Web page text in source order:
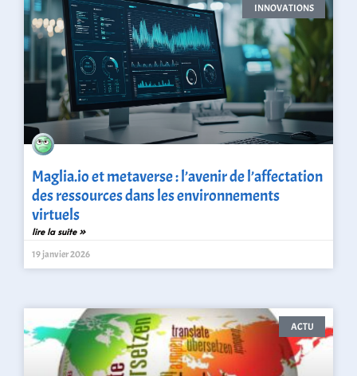
INNOVATIONS
Maglia.io et metaverse : l’avenir de l’affectation
des ressources dans les environnements
virtuels
lire la suite »
19 janvier 2026
ACTU